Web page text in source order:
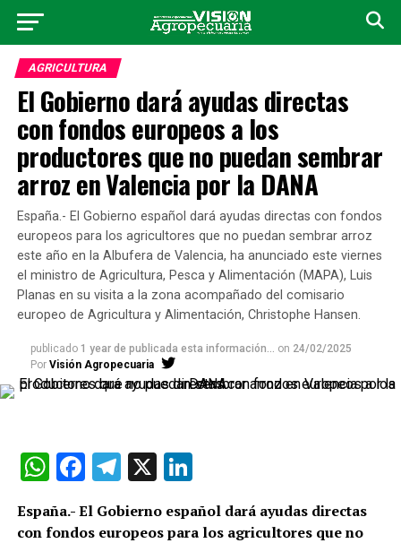
AGRICULTURA
El Gobierno dará ayudas directas
con fondos europeos a los
productores que no puedan sembrar
arroz en Valencia por la DANA
España.- El Gobierno español dará ayudas directas con fondos
europeos para los agricultores que no puedan sembrar arroz
este año en la Albufera de Valencia, ha anunciado este viernes
el ministro de Agricultura, Pesca y Alimentación (MAPA), Luis
Planas en su visita a la zona acompañado del comisario
europeo de Agricultura y Alimentación, Christophe Hansen.
publicado 1 year de publicada esta información... on 24/02/2025
Por Visión Agropecuaria
WhatsApp
Facebook
Telegram
X LinkedIn
España.- El Gobierno español dará ayudas directas
con fondos europeos para los agricultores que no